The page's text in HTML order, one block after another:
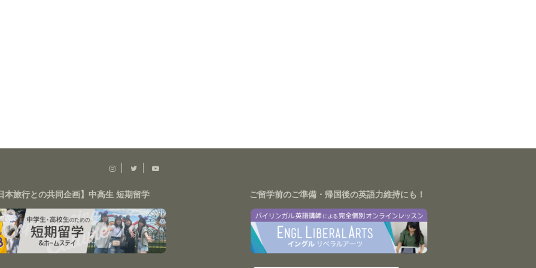
本旅行との共同企画】中高生 短期留学 ご留学前のご準備・帰国後の英語力維持にも！